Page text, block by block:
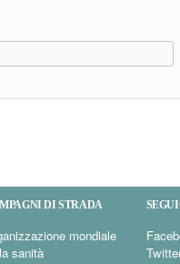
DI STRADA
mondiale
sanità